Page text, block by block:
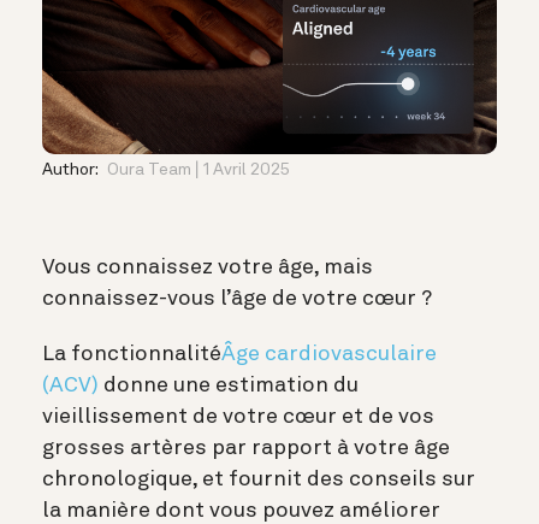
Author: Oura Team 1 Avril 2025
Vous connaissez votre âge, mais
connaissez-vous l’âge de votre cœur ?
La fonctionnalitéÂge cardiovasculaire
(ACV) donne une estimation du
vieillissement de votre cœur et de vos
grosses artères par rapport à votre âge
chronologique, et fournit des conseils sur
la manière dont vous pouvez améliorer